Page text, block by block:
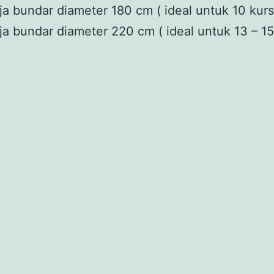
bundar diameter 180 cm ( ideal untuk 10
bundar diameter 220 cm ( ideal untuk 13 –